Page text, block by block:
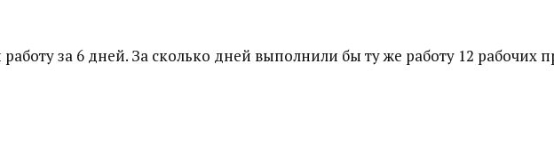
за 6 дней. За сколько дней выполнили бы ту же работу 12 рабочих